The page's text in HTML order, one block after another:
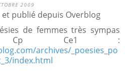
2009
publié depuis Overblog
de femmes très sympas
Cp Ce1 :
archives/_poesies_po
index.html